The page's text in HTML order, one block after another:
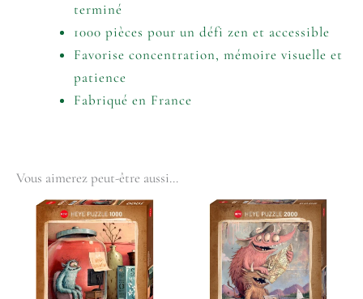
terminé
1000 pièces pour un défi zen et accessible
Favorise concentration, mémoire visuelle et
patience
Fabriqué en France
Vous aimerez peut-être aussi…